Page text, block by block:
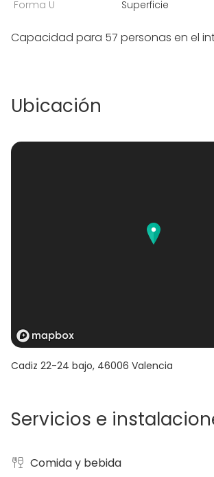
Forma U Superficie
Capacidad para 57 personas en el
Ubicación
Cadiz 22-24 bajo, 46006 Valencia
Servicios e
Comida y bebida